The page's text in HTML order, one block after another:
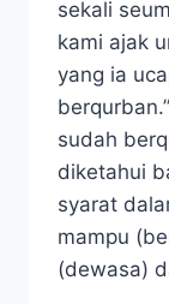
sekali
kami ajak
yang ia
sudah
diketahui
syarat
mampu
(dewasa)